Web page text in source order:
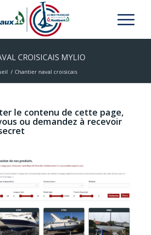
CROISICAIS MYLIO
/ Chantier naval croisicais
le contenu de cette page,
ou demandez à recevoir